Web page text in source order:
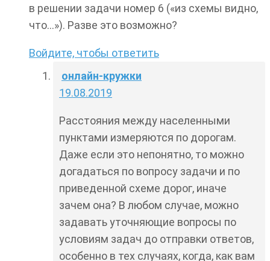
в решении задачи номер 6 («из схемы видно,
что…»). Разве это возможно?
Войдите, чтобы ответить
онлайн-кружки
19.08.2019
Расстояния между населенными
пунктами измеряются по дорогам.
Даже если это непонятно, то можно
догадаться по вопросу задачи и по
приведенной схеме дорог, иначе
зачем она? В любом случае, можно
задавать уточняющие вопросы по
условиям задач до отправки ответов,
особенно в тех случаях, когда, как вам